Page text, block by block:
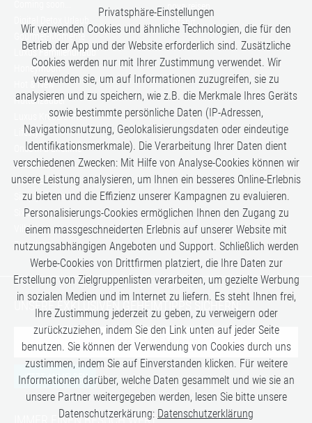
Gourmet-Momente
Luxus Familienurlaub
Honeymoon
Hot & New
Hüttenzauber
Luxus Kreuzfahrten
Lifestyle
Once in a Lifetime
Romance
Safari-Erlebnisse
Simply the Best
Six Senses
Villen
Zugreisen
nova reisen
Anfahrt
UNSERE EXKLUSIVEN GEHEIMTIPPS SICHERN:
JETZT ANMELDEN
IMMER EINEN BESUCH WERT:
Privatsphäre-Einstellungen
Wir verwenden Cookies und ähnliche Technologien, die für den
Betrieb der App und der Website erforderlich sind. Zusätzliche
Cookies werden nur mit Ihrer Zustimmung verwendet. Wir
verwenden sie, um auf Informationen zuzugreifen, sie zu
analysieren und zu speichern, wie z.B. die Merkmale Ihres Geräts
sowie bestimmte persönliche Daten (IP-Adressen,
Navigationsnutzung, Geolokalisierungsdaten oder eindeutige
Identifikationsmerkmale). Die Verarbeitung Ihrer Daten dient
verschiedenen Zwecken: Mit Hilfe von Analyse-Cookies können wir
unsere Leistung analysieren, um Ihnen ein besseres Online-Erlebnis
zu bieten und die Effizienz unserer Kampagnen zu evaluieren.
Personalisierungs-Cookies ermöglichen Ihnen den Zugang zu
einem massgeschneiderten Erlebnis auf unserer Website mit
nutzungsabhängigen Angeboten und Support. Schließlich werden
Werbe-Cookies von Drittfirmen platziert, die Ihre Daten zur
Erstellung von Zielgruppenlisten verarbeiten, um gezielte Werbung
in sozialen Medien und im Internet zu liefern. Es steht Ihnen frei,
Ihre Zustimmung jederzeit zu geben, zu verweigern oder
zurückzuziehen, indem Sie den Link unten auf jeder Seite
benutzen. Sie können der Verwendung von Cookies durch uns
zustimmen, indem Sie auf Einverstanden klicken. Für weitere
Informationen darüber, welche Daten gesammelt und wie sie an
unsere Partner weitergegeben werden, lesen Sie bitte unsere
Datenschutzerkärung: Datenschutzerklärung